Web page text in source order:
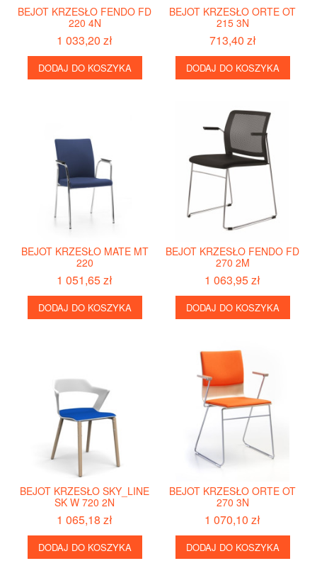
BEJOT KRZESŁO FENDO FD
220 4N
1 033,20 zł
DODAJ DO KOSZYKA
BEJOT KRZESŁO ORTE OT
215 3N
713,40 zł
DODAJ DO KOSZYKA
BEJOT KRZESŁO MATE MT
220
1 051,65 zł
DODAJ DO KOSZYKA
BEJOT KRZESŁO FENDO FD
270 2M
1 063,95 zł
DODAJ DO KOSZYKA
BEJOT KRZESŁO SKY_LINE
SK W 720 2N
1 065,18 zł
DODAJ DO KOSZYKA
BEJOT KRZESŁO ORTE OT
270 3N
1 070,10 zł
DODAJ DO KOSZYKA